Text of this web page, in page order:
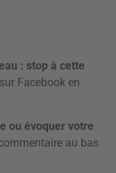
: stop à cette
Facebook en
ou évoquer votre
au bas